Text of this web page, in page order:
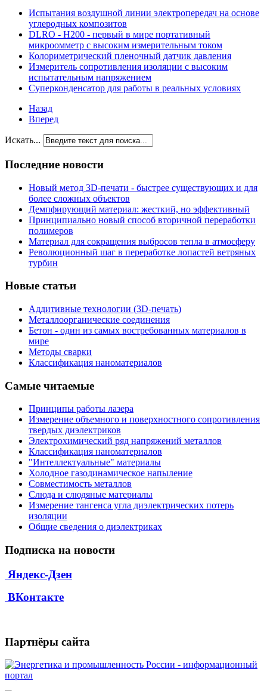
Испытания воздушной линии электропередач на основе
углеродных композитов
DLRO - H200 - первый в мире портативный
микроомметр с высоким измерительным током
Колориметрический пленочный датчик давления
Измеритель сопротивления изоляции с высоким
испытательным напряжением
Суперконденсатор для работы в реальных условиях
Назад
Вперед
Искать...
Последние новости
Новый метод 3D-печати - быстрее существующих и для
более сложных объектов
Демпфирующий материал: жесткий, но эффективный
Принципиально новый способ вторичной переработки
полимеров
Материал для сокращения выбросов тепла в атмосферу
Революционный шаг в переработке лопастей ветряных
турбин
Новые статьи
Аддитивные технологии (3D-печать)
Металлоорганические соединения
Бетон - один из самых востребованных материалов в
мире
Методы сварки
Классификация наноматериалов
Самые читаемые
Принципы работы лазера
Измерение объемного и поверхностного сопротивления
твердых диэлектриков
Электрохимический ряд напряжений металлов
Классификация наноматериалов
"Интеллектуальные" материалы
Холодное газодинамическое напыление
Совместимость металлов
Слюда и слюдяные материалы
Измерение тангенса угла диэлектрических потерь
изоляции
Общие сведения о диэлектриках
Подписка на новости
Яндекс-Дзен
ВКонтакте
Партнёры сайта